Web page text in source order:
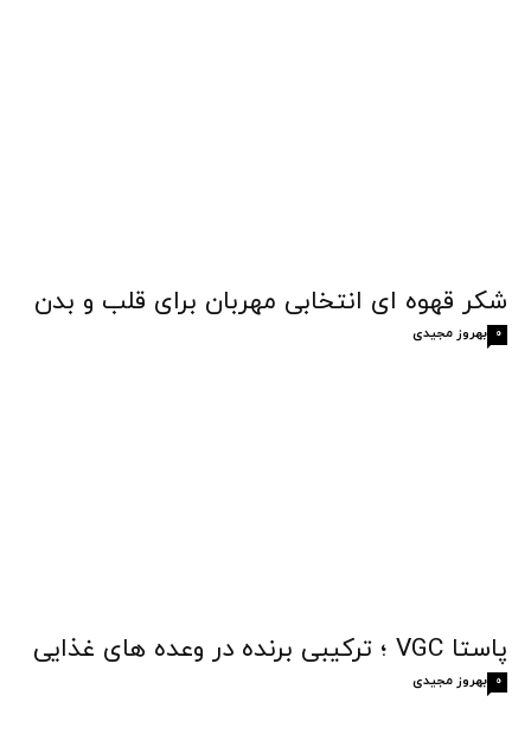
شکر قهوه‌ ای انتخابی مهربان برای قلب و بدن
بهروز مجیدی 0
پاستا VGC ؛ ترکیبی برنده در وعده های غذایی
بهروز مجیدی 0